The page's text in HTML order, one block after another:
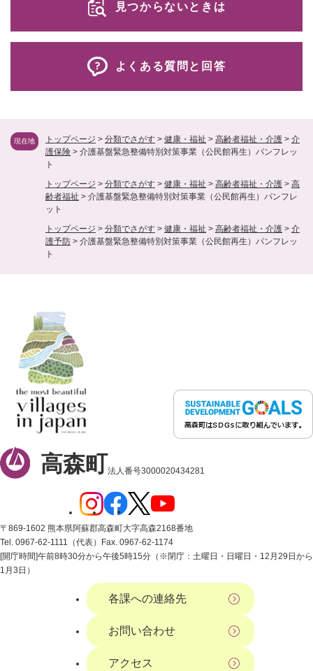
現在地 トップページ > 分類でさがす > 健康・福祉 > 高齢者福祉・介護 > 介
護保険 > 介護基盤緊急整備特別対策事業（公民館再生）パンフレッ
ト
トップページ > 分類でさがす > 健康・福祉 > 高齢者福祉・介護 > 高
齢者福祉 > 介護基盤緊急整備特別対策事業（公民館再生）パンフレ
ット
トップページ > 分類でさがす > 健康・福祉 > 高齢者福祉・介護 > 介
護予防 > 介護基盤緊急整備特別対策事業（公民館再生）パンフレッ
ト
見つからないときは
よくある質問と回答
高森町法人番号3000020434281
〒869-1602 熊本県阿蘇郡高森町大字高森2168番地
Tel. 0967-62-1111（代表）
Fax. 0967-62-1174
[開庁時間]午前8時30分から午後5時15分（※閉庁：土曜日・日曜日・12月29日から
1月3日）
各課への連絡先
お問い合わせ
アクセス